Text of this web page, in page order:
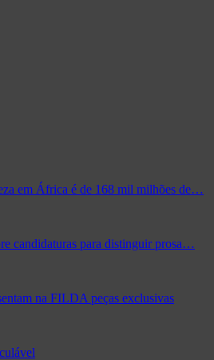
em África é de 168 mil milhões de…
candidaturas para distinguir prosa…
na FILDA peças exclusivas